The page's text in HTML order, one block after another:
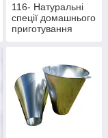
116- Натуральні
спеції домашнього
приготування